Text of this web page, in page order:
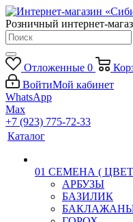
Розничный интернет-
Отложенные 0
ВойтиМой кабинет
WhatsApp
Max
+7 (923) 775-72-33
Каталог
01 СЕМЕНА (
АРБУЗЫ
БАЗИЛИК